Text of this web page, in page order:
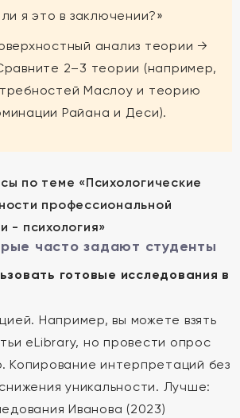
я это в заключении?»
анализ теории →
2–3 теории (например,
Маслоу и теорию
Райана и Деси).
по теме «Психологические
профессиональной
- психология»
часто задают студенты
готовые исследования в
Например, вы можете взять
eLibrary, но провести опрос
Копирование интерпретаций без
уникальности. Лучше:
Иванова (2023)